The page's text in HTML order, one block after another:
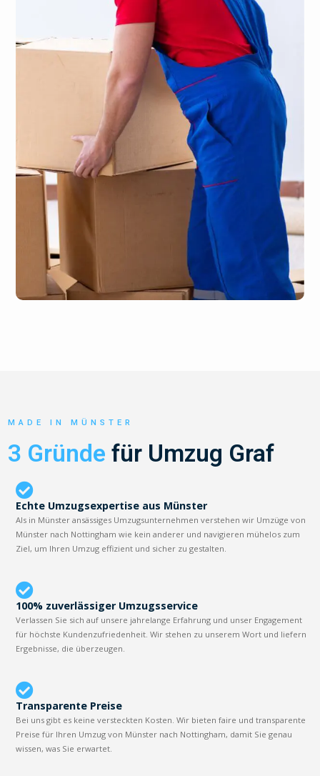
MADE IN MÜNSTER
3 Gründe für Umzug Graf
Echte Umzugsexpertise aus Münster
Als in Münster ansässiges Umzugsunternehmen verstehen wir Umzüge von
Münster nach Nottingham wie kein anderer und navigieren mühelos zum
Ziel, um Ihren Umzug effizient und sicher zu gestalten.
100% zuverlässiger Umzugsservice
Verlassen Sie sich auf unsere jahrelange Erfahrung und unser Engagement
für höchste Kundenzufriedenheit. Wir stehen zu unserem Wort und liefern
Ergebnisse, die überzeugen.
Transparente Preise
Bei uns gibt es keine versteckten Kosten. Wir bieten faire und transparente
Preise für Ihren Umzug von Münster nach Nottingham, damit Sie genau
wissen, was Sie erwartet.